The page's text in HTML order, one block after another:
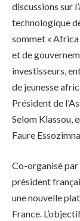
discussions sur
technologique
sommet «
et de
investisseurs,
de jeunesse
Président de
Selom Klassou,
Faure
Co-organisé
président
une nouvelle
France.